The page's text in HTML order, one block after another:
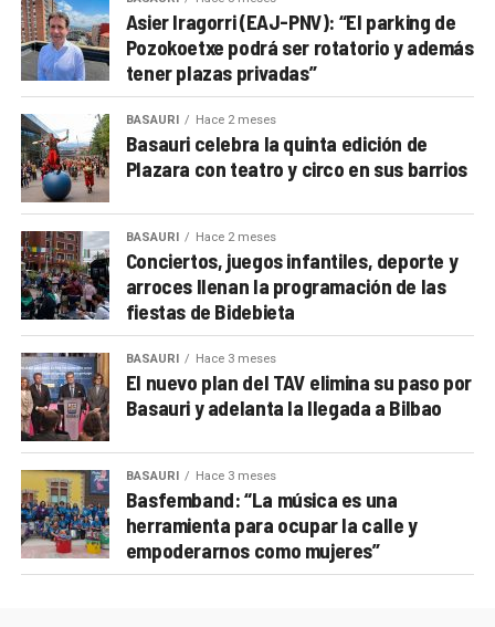
Asier Iragorri (EAJ-PNV): “El parking de
Pozokoetxe podrá ser rotatorio y además
tener plazas privadas”
BASAURI Hace 2 meses
Basauri celebra la quinta edición de
Plazara con teatro y circo en sus barrios
BASAURI Hace 2 meses
Conciertos, juegos infantiles, deporte y
arroces llenan la programación de las
fiestas de Bidebieta
BASAURI Hace 3 meses
El nuevo plan del TAV elimina su paso por
Basauri y adelanta la llegada a Bilbao
BASAURI Hace 3 meses
Basfemband: “La música es una
herramienta para ocupar la calle y
empoderarnos como mujeres”